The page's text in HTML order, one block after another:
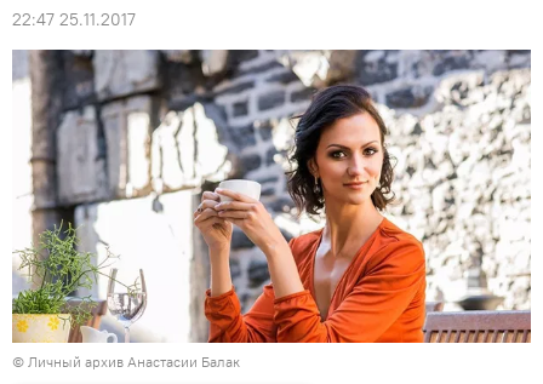
22:47 25.11.2017
© Личный архив Анастасии Балак